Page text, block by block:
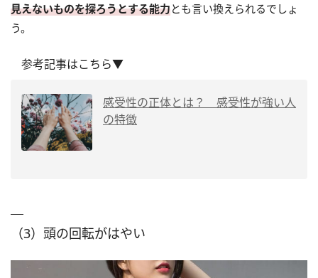
見えないものを探ろうとする能力とも言い換えられるでしょ
う。
参考記事はこちら▼
感受性の正体とは？ 感受性が強い人
の特徴
（3）頭の回転がはやい